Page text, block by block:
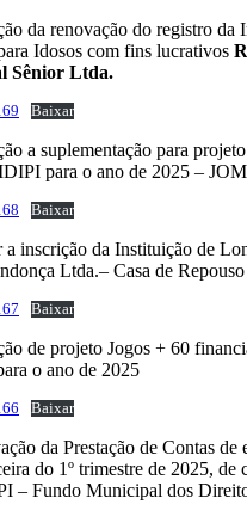
da renovação do registro da
Idosos com fins lucrativos
Sênior Ltda.
Baixar
a suplementação para
para o ano de 2025 –
Baixar
a inscrição da Instituição de
Ltda.– Casa de Repouso
Baixar
de projeto Jogos + 60
o ano de 2025
Baixar
da Prestação de Contas de
do 1º trimestre de 2025, de
– Fundo Municipal dos